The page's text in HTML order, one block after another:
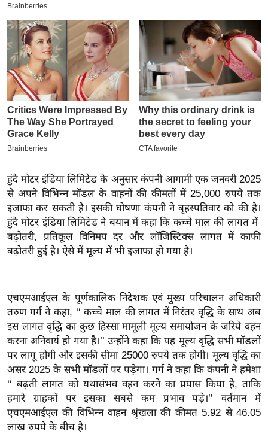
2
6
क्रा
इ
म
ई
-
पे
प
र
सा
ल
बे
मि
श
ख्सि
य
त
यं
ग
इं
डि
या
हुंदै मोटर इंडिया लिमिटेड के अनुसार कंपनी आगामी एक जनवरी 2025
से अपने विभिन्न मॉडल के वाहनों की कीमतों में 25,000 रुपये तक
इजाफा कर सकती है। इसकी घोषणा कंपनी ने बृहस्पतिवार को की है।
हुंदै मोटर इंडिया लिमिटेड ने बयान में कहा कि कच्चे माल की लागत में
बढ़ोतरी, प्रतिकूल विनिमय दर और लॉजिस्टिक्स लागत में काफी
बढ़ोतरी हुई है। ऐसे में मूल्य में भी इजाफा हो गया है।
एचएमआईएल के पूर्णकालिक निदेशक एवं मुख्य परिचालन अधिकारी
तरुण गर्ग ने कहा, ‘‘ कच्चे माल की लागत में निरंतर वृद्धि के साथ अब
इस लागत वृद्धि का कुछ हिस्सा मामूली मूल्य समायोजन के जरिये वहन
करना अनिवार्य हो गया है।’’ उन्होंने कहा कि यह मूल्य वृद्धि सभी मॉडलों
पर लागू होगी और इसकी सीमा 25000 रुपये तक होगी। मूल्य वृद्धि का
असर 2025 के सभी मॉडलों पर पड़ेगा। गर्ग ने कहा कि कंपनी ने हमेशा
‘‘ बढ़ती लागत को यथासंभव वहन करने का प्रयास किया है, ताकि
हमारे ग्राहकों पर इसका सबसे कम प्रभाव पड़े।’’ वर्तमान में
एचएमआईएल की विभिन्न वाहन श्रृंखला की कीमत 5.92 से 46.05
लाख रुपये के बीच है।